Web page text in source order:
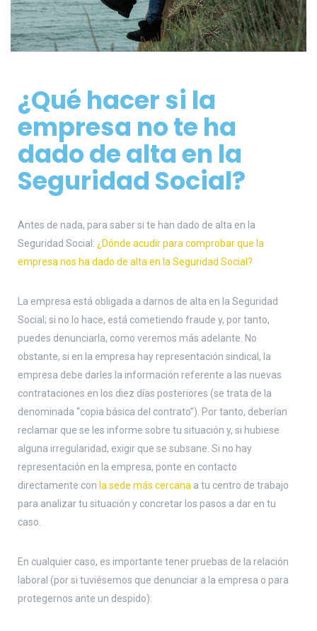
¿Qué hacer si la
empresa no te ha
dado de alta en la
Seguridad Social?
Antes de nada, para saber si te han dado de alta en la
Seguridad Social: ¿Dónde acudir para comprobar que la
empresa nos ha dado de alta en la Seguridad Social?
La empresa está obligada a darnos de alta en la Seguridad
Social; si no lo hace, está cometiendo fraude y, por tanto,
puedes denunciarla, como veremos más adelante. No
obstante, si en la empresa hay representación sindical, la
empresa debe darles la información referente a las nuevas
contrataciones en los diez días posteriores (se trata de la
denominada “copia básica del contrato”). Por tanto, deberían
reclamar que se les informe sobre tu situación y, si hubiese
alguna irregularidad, exigir que se subsane. Si no hay
representación en la empresa, ponte en contacto
directamente con la sede más cercana a tu centro de trabajo
para analizar tu situación y concretar los pasos a dar en tu
caso.
En cualquier caso, es importante tener pruebas de la relación
laboral (por si tuviésemos que denunciar a la empresa o para
protegernos ante un despido):